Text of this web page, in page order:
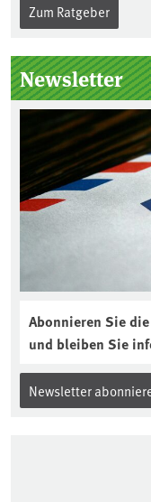
Zum Ratgeber
Newsletter
Abonnieren Sie
und bleiben Sie
Newsletter